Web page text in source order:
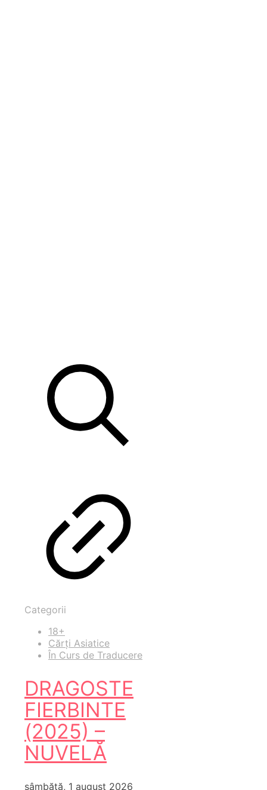
Categorii
18+
Cărți Asiatice
În Curs de Traducere
DRAGOSTE
FIERBINTE
(2025) –
NUVELĂ
sâmbătă, 1 august 2026